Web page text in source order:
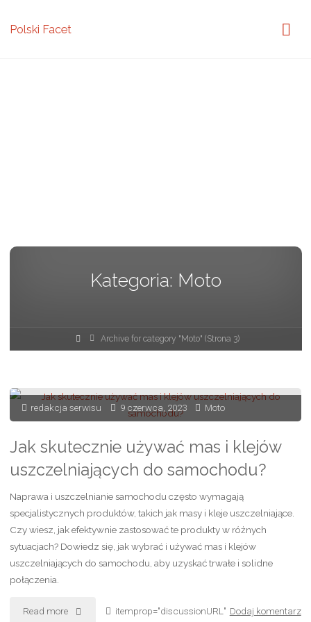
Polski Facet
Kategoria: Moto
Strona
główna
Archive for category "Moto" (Strona 3)
redakcja serwisu 9 czerwca, 2023 Moto
Jak skutecznie używać mas i klejów
uszczelniających do samochodu?
Naprawa i uszczelnianie samochodu często wymagają
specjalistycznych produktów, takich jak masy i kleje uszczelniające.
Czy wiesz, jak efektywnie zastosować te produkty w różnych
sytuacjach? Dowiedz się, jak wybrać i używać mas i klejów
uszczelniających do samochodu, aby uzyskać trwałe i solidne
połączenia.
Read more "Jak itemprop="discussionURL" Dodaj komentarz